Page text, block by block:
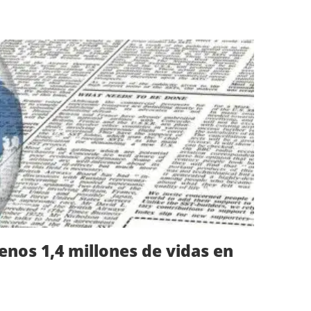
1,4 millones de vidas en